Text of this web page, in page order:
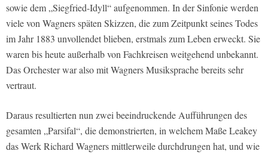
sowie dem „Siegfried-Idyll“ aufgenommen. In der Sinfonie werden
viele von Wagners späten Skizzen, die zum Zeitpunkt seines Todes
im Jahr 1883 unvollendet blieben, erstmals zum Leben erweckt. Sie
waren bis heute außerhalb von Fachkreisen weitgehend unbekannt.
Das Orchester war also mit Wagners Musiksprache bereits sehr
vertraut.
Daraus resultierten nun zwei beeindruckende Aufführungen des
gesamten „Parsifal“, die demonstrierten, in welchem Maße Leakey
das Werk Richard Wagners mittlerweile durchdrungen hat, und wie